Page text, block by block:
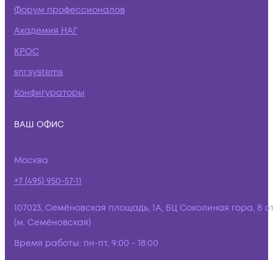
Форум профессионалов
Академия НАГ
КРОС
snr.systems
Конфигураторы
ВАШ ОФИС
Москва
+7 (495) 950-57-11
107023, Семёновская площадь, 1А, БЦ Соколиная гора, 8
(м. Семёновская)
Время работы: пн-пт, 9:00 - 18:00